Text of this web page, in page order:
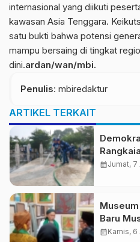
internasional yang diikuti
kawasan Asia Tenggara.
satu bukti bahwa potensi
mampu bersaing di tingkat
dini.ardan/wan/mbi.
Penulis: mbiredaktur
ARTIKEL TERKAIT
Aksi
calendar_monthJumat, 7
Baru
calendar_monthKamis, 6